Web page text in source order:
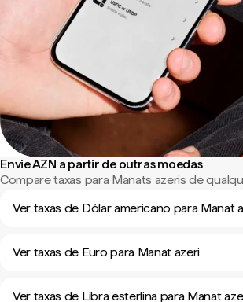
Envie AZN a partir de outras moedas
Compare taxas para Manats azeris de
Ver taxas de Dólar americano para Manat
Ver taxas de Euro para Manat azeri
Ver taxas de Libra esterlina para Manat